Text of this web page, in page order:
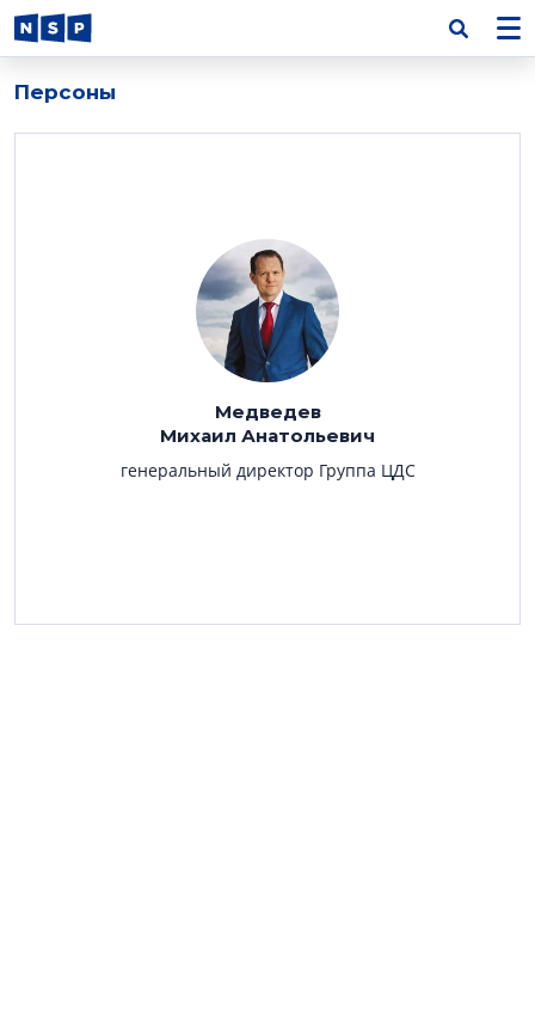
Персоны
Медведев
Михаил Анатольевич
генеральный директор Группа ЦДС